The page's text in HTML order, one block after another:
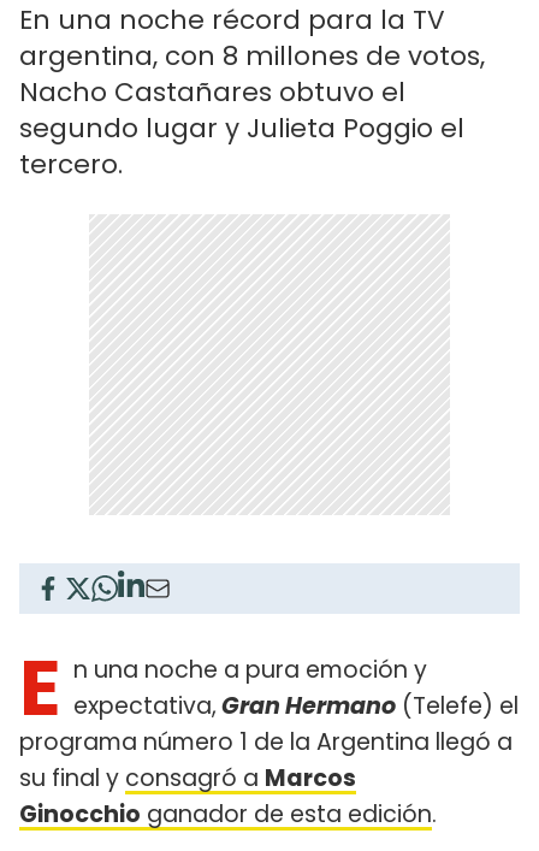
En una noche récord para la TV
argentina, con 8 millones de votos,
Nacho Castañares obtuvo el
segundo lugar y Julieta Poggio el
tercero.
E n una noche a pura emoción y
expectativa,Gran Hermano (Telefe) el
programa número 1 de la Argentina llegó a
su final y consagró a Marcos
Ginocchio ganador de esta edición.